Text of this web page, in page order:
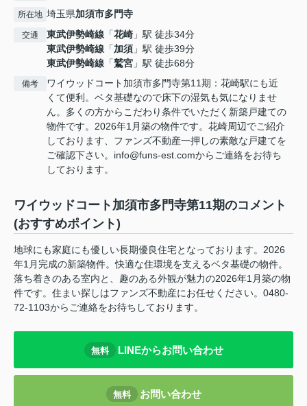
所在地 埼玉県加須市多門寺
交通 東武伊勢崎線 「花崎 」駅 徒歩34分
東武伊勢崎線 「加須 」駅 徒歩39分
東武伊勢崎線 「鷲宮 」駅 徒歩68分
備考
ワイウッドコート加須市多門寺第11期：花崎駅にも近
くて便利。ベタ基礎なので床下の湿気も気になりませ
ん。多くの方からこだわり条件でいただく新築戸建ての
物件です。2026年1月築の物件です。花崎周辺でご紹介
しております、ファンズ不動産一押しの素敵な戸建てを
ご確認下さい。info@funs-est.comからご連絡をお待ち
しております。
ワイウッドコート加須市多門寺第11期のコメント
(おすすめポイント)
地球にも家庭にも優しい長期優良住宅となっております。2026
年1月完成の新築物件。快適な住環境を支えるベタ基礎の物件。
落ち着きのある室内と、趣のある外観が魅力の2026年1月築の物
件です。住まい探しはファンズ不動産にお任せください。0480-
72-1103からご連絡をお待ちしております。
無料 LINEからお問い合わせ
無料 お問い合わせ